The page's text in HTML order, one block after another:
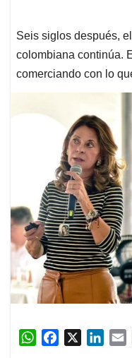
Seis siglos después,
colombiana continúa.
comerciando con lo
W